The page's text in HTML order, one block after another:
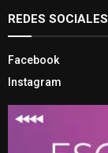
REDES SOCIALES
Facebook
Instagram